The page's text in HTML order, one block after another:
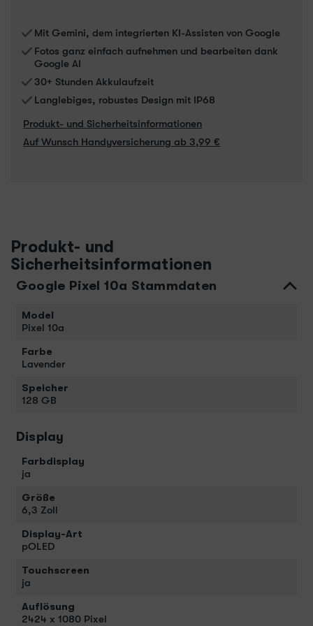
Mit Gemini, dem integrierten KI-Assisten von Google
Fotos ganz einfach aufnehmen und bearbeiten dank
Google AI
30+ Stunden Akkulaufzeit
Langlebiges, robustes Design mit IP68
Produkt- und Sicherheitsinformationen
Auf Wunsch Handyversicherung ab 3,99 €
Produkt- und
Sicherheitsinformationen
Google Pixel 10a Stammdaten
Model
Pixel 10a
Farbe
Lavender
Speicher
128 GB
Display
Farbdisplay
ja
Größe
6,3 Zoll
Display-Art
pOLED
Touchscreen
ja
Auflösung
2424 x 1080 Pixel